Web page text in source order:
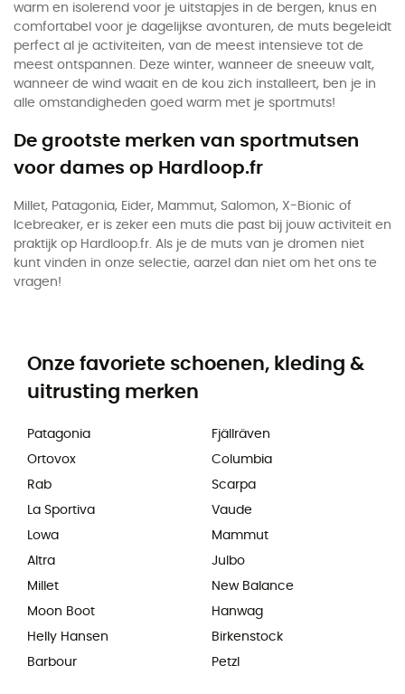
warm en isolerend voor je uitstapjes in de bergen, knus en
comfortabel voor je dagelijkse avonturen, de muts begeleidt
perfect al je activiteiten, van de meest intensieve tot de
meest ontspannen. Deze winter, wanneer de sneeuw valt,
wanneer de wind waait en de kou zich installeert, ben je in
alle omstandigheden goed warm met je sportmuts!
De grootste merken van sportmutsen
voor dames op Hardloop.fr
Millet, Patagonia, Eider, Mammut, Salomon, X-Bionic of
Icebreaker, er is zeker een muts die past bij jouw activiteit en
praktijk op Hardloop.fr. Als je de muts van je dromen niet
kunt vinden in onze selectie, aarzel dan niet om het ons te
vragen!
Onze favoriete schoenen, kleding &
uitrusting merken
Patagonia
Ortovox
Rab
La Sportiva
Lowa
Altra
Millet
Moon Boot
Helly Hansen
Barbour
Fjällräven
Columbia
Scarpa
Vaude
Mammut
Julbo
New Balance
Hanwag
Birkenstock
Petzl